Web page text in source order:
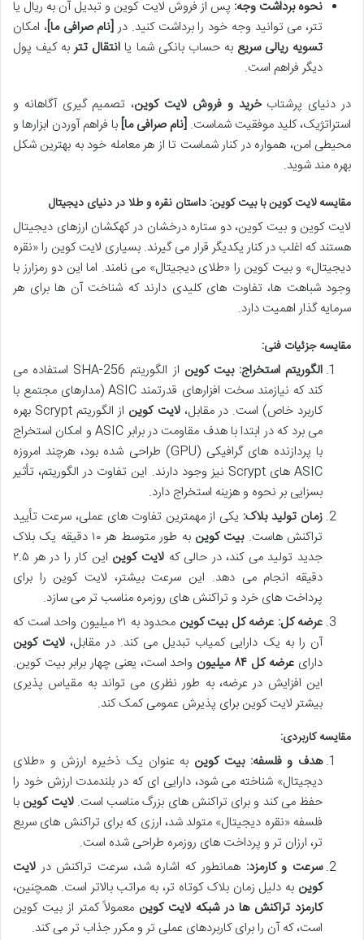
نحوه برداشت وجه: پس از فروش لایت کوین و تبدیل آن به ریال یا
تتر، می توانید وجه خود را برداشت کنید. در[نام صرافی ما]، امکان
تسویه ریالی سریع به حساب بانکی شما یا انتقال تتربه کیف پول
دیگر فراهم است.
در دنیای پرشتابخرید و فروش لایت کوین، تصمیم گیری آگاهانه و
استراتژیک، کلید موفقیت شماست. [نام صرافی ما]با فراهم آوردن ابزارها و
محیطی امن، همواره در کنار شماست تا از هر معامله خود به بهترین شکل
بهره مند شوید.
مقایسه لایت کوین با بیت کوین: داستان نقره و طلا در دنیای دیجیتال
لایت کوین و بیت کوین، دو ستاره درخشان در کهکشان ارزهای دیجیتال
هستند که اغلب در کنار یکدیگر قرار می گیرند. بسیاری لایت کوین را «نقره
دیجیتال» و بیت کوین را «طلای دیجیتال» می نامند. اما این دو رمزارز با
وجود شباهت ها، تفاوت های کلیدی دارند که شناخت آن ها برای هر
سرمایه گذار اهمیت دارد.
مقایسه جزئیات فنی:
الگوریتم استخراج: بیت کوین
از الگوریتم SHA-256 استفاده می
کند که نیازمند سخت افزارهای قدرتمند ASIC (مدارهای مجتمع با
کاربرد خاص) است. در مقابل،لایت کوین
از الگوریتم Scrypt بهره
می برد که در ابتدا با هدف مقاومت در برابر ASIC و امکان استخراج
با پردازنده های گرافیکی (GPU) طراحی شده بود، هرچند امروزه
ASIC های Scrypt نیز وجود دارند. این تفاوت در الگوریتم، تأثیر
بسزایی بر نحوه و هزینه استخراج دارد.
زمان تولید بلاک: یکی از مهمترین تفاوت های عملی، سرعت تأیید
تراکنش هاست.بیت کوین
به طور متوسط هر ۱۰ دقیقه یک بلاک
جدید تولید می کند، در حالی که لایت کوین
این کار را در هر ۲.۵
دقیقه انجام می دهد. این سرعت بیشتر، لایت کوین را برای
پرداخت های خرد و تراکنش های روزمره مناسب تر می سازد.
عرضه کل: عرضه کل بیت کوین
محدود به ۲۱ میلیون واحد است که
آن را به یک دارایی کمیاب تبدیل می کند. در مقابل، لایت کوین
دارای عرضه کل ۸۴ میلیون
واحد است، یعنی چهار برابر بیت کوین.
این افزایش در عرضه، به طور نظری می تواند به مقیاس پذیری
بیشتر لایت کوین برای پذیرش عمومی کمک کند.
مقایسه کاربردی:
هدف و فلسفه: بیت کوین به عنوان یک ذخیره ارزش و «طلای
دیجیتال» شناخته می شود، دارایی ای که در بلندمدت ارزش خود را
حفظ می کند و برای تراکنش های بزرگ مناسب است.لایت کوین با
فلسفه «نقره دیجیتال» متولد شد، ارزی که برای تراکنش های سریع
تر، ارزان تر و پرداخت های روزمره طراحی شده است.
سرعت و کارمزد: همانطور که اشاره شد، سرعت تراکنش در لایت
کوین به دلیل زمان بلاک کوتاه تر، به مراتب بالاتر است. همچنین،
کارمزد تراکنش ها در شبکه لایت کوین معمولاً کمتر از بیت کوین
است، که آن را برای کاربردهای عملی تر و مکرر جذاب تر می کند.